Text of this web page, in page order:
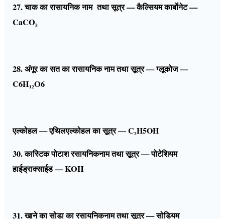
27. चाक का रासायनिक नाम तथा सूत्र — कैल्सियम कार्बोनेट —
CaCO₃
28. अंगूर का सत का रासायनिक नाम तथा सूत्र — ग्लूकोज —
C6H₁₂O6
एल्कोहल — एथिलएल्कोहल का सूत्र — C₂H5OH
30. कास्टिक पोटाश रसायनिकनाम तथा सूत्र — पोटेशियम
हाईड्राक्साईड — KOH
31. खाने का सोडा का रसायनिकनाम तथा सूत्र — सोडियम